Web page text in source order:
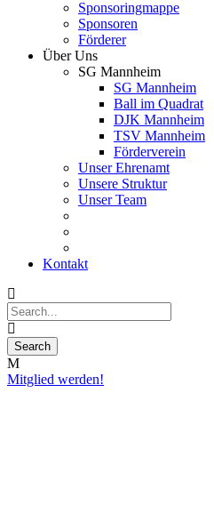
Sponsoringmappe
Sponsoren
Förderer
Über Uns
SG Mannheim
SG Mannheim
Ball im Quadrat
DJK Mannheim
TSV Mannheim
Förderverein
Unser Ehrenamt
Unsere Struktur
Unser Team
Kontakt
Mitglied werden!